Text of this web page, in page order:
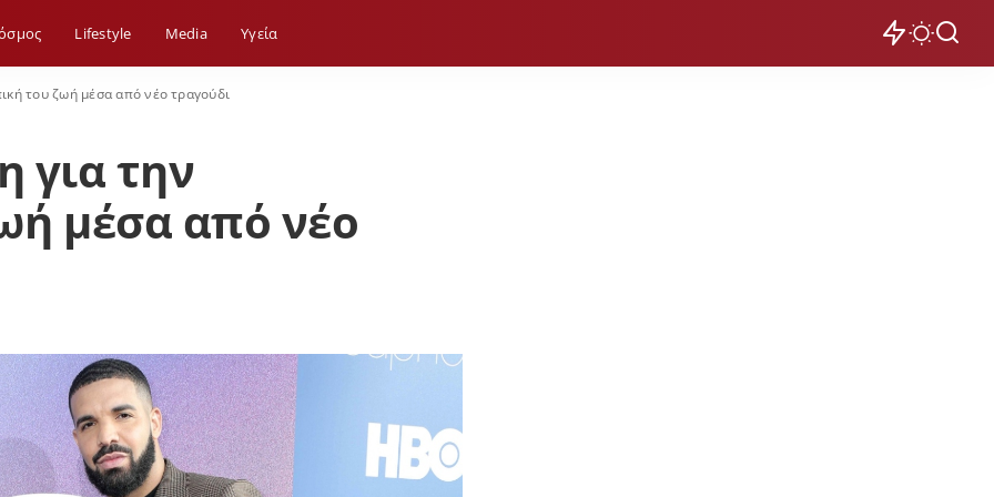
Lifestyle Media Yγεία
του ζωή μέσα από νέο τραγούδι
για την
μέσα από νέο